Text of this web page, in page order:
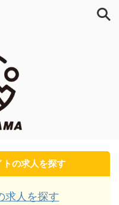
の求人を探す
求人を探す